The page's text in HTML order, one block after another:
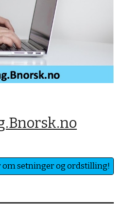
setninger og ordstilling!